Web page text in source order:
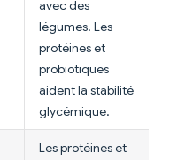
avec des
légumes. Les
protéines et
probiotiques
aident la stabilité
glycémique.
Les protéines et